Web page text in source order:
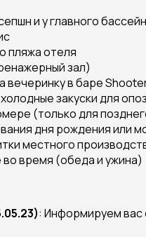
и у главного
пляжа отеля
зал)
вечеринку в баре
закуски для
(только для
дня рождения или
местного
время (обеда и ужина)
: Информируем вас